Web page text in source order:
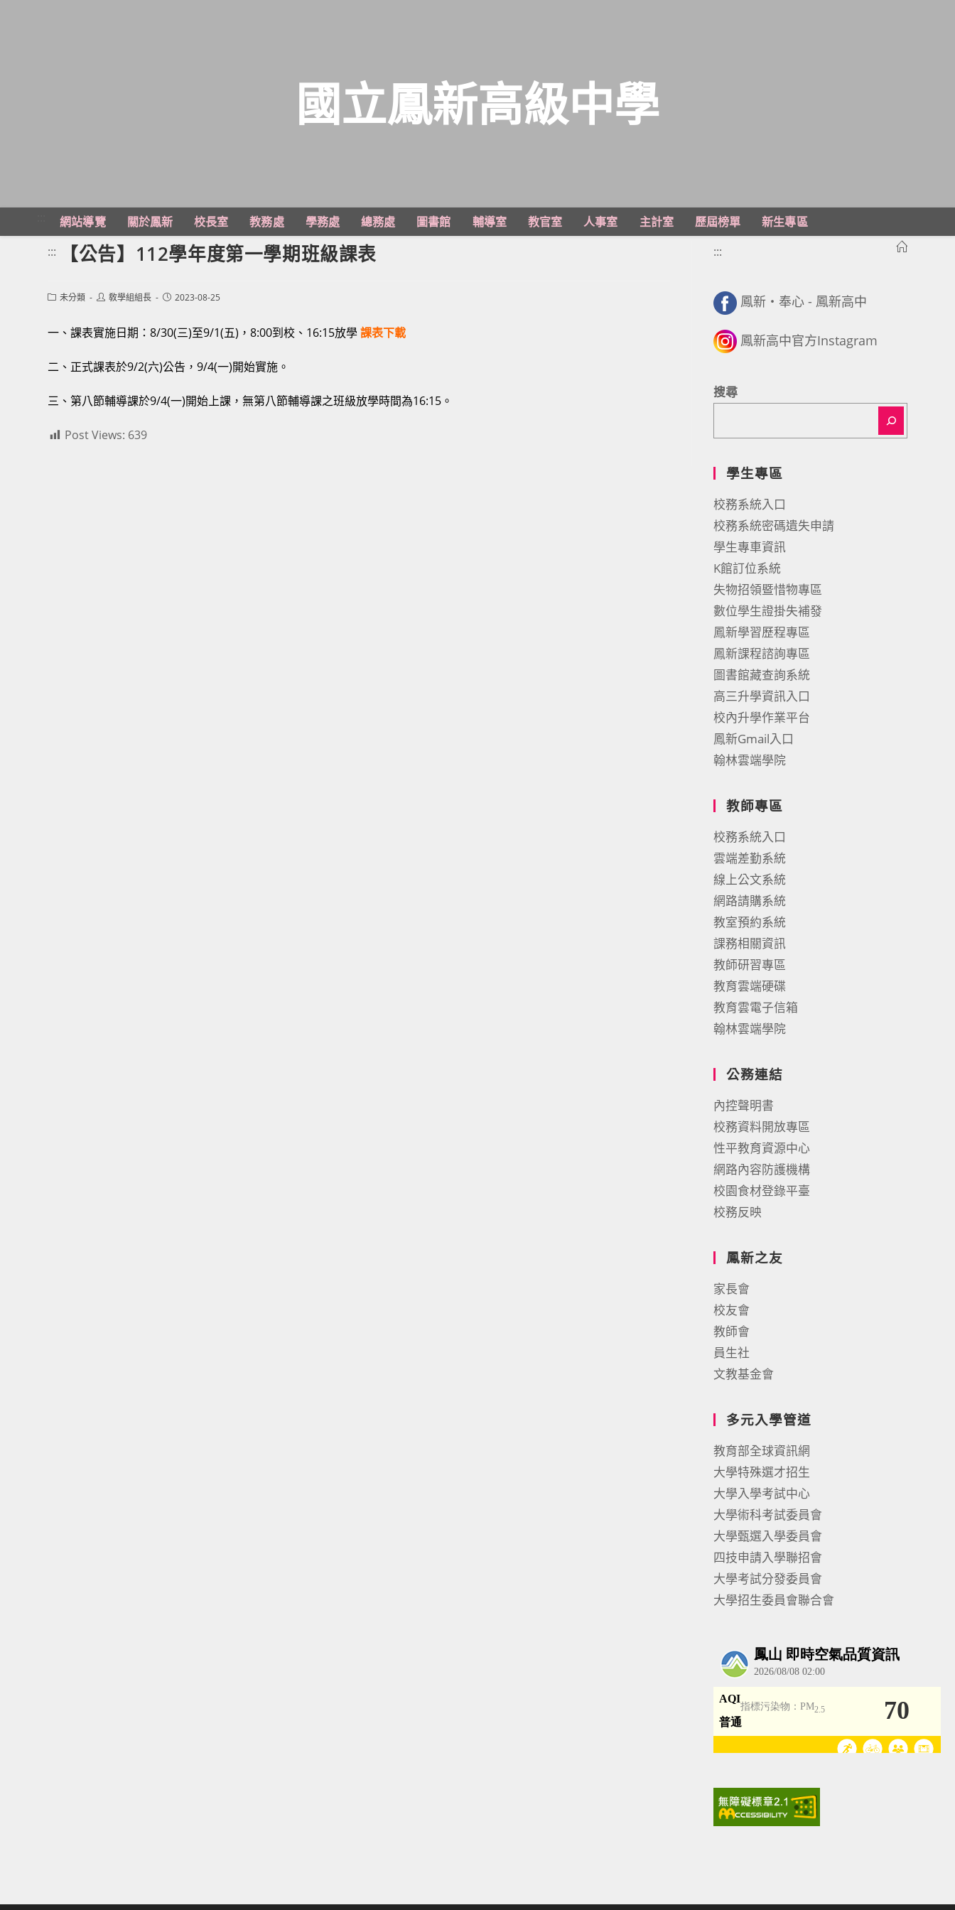
主
國立鳳新高級中學
網站導覽 關於鳳新 校長室 教務處 學務處 總務處 圖書館 輔導室 教官室 人事室 主計室 歷屆榜單
新生專區
:::
【公告】112學年度第一學期班級課表
Post未分類
Post敎學組組長
Post2023-08-25
一、課表實施日期：8/30(三)至9/1(五)，8:00到校、16:15放學課表下載
二、正式課表於9/2(六)公告，9/4(一)開始實施。
三、第八節輔導課於9/4(一)開始上課，無第八節輔導課之班級放學時間為16:15。
Post Views: 639
:::
鳳新・奉心 - 鳳新高中
鳳新高中官方Instagram
搜尋
學生專區
校務系統入口
校務系統密碼遺失申請
學生專車資訊
K館訂位系統
失物招領暨惜物專區
數位學生證掛失補發
鳳新學習歷程專區
鳳新課程諮詢專區
圖書館藏查詢系統
高三升學資訊入口
校內升學作業平台
鳳新Gmail入口
翰林雲端學院
教師專區
校務系統入口
雲端差勤系統
線上公文系統
網路請購系統
教室預約系統
課務相關資訊
教師研習專區
教育雲端硬碟
教育雲電子信箱
翰林雲端學院
公務連結
內控聲明書
校務資料開放專區
性平教育資源中心
網路內容防護機構
校園食材登錄平臺
校務反映
鳳新之友
家長會
校友會
教師會
員生社
文教基金會
多元入學管道
教育部全球資訊網
大學特殊選才招生
大學入學考試中心
大學術科考試委員會
大學甄選入學委員會
四技申請入學聯招會
大學考試分發委員會
大學招生委員會聯合會